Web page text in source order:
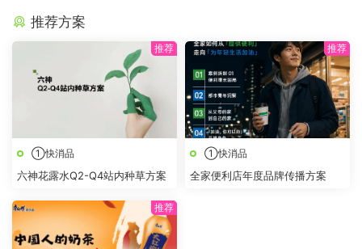
推荐方案
①快消品
六神花露水Q2-Q4站内种草方案
①快消品
全家便利店年度品牌传播方案